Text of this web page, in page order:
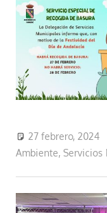
27 febrero, 2024
Ambiente, Servicios